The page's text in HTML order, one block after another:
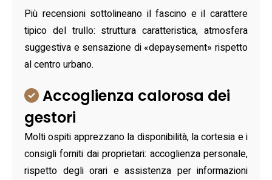
Più recensioni sottolineano il fascino e il carattere
tipico del trullo: struttura caratteristica, atmosfera
suggestiva e sensazione di «depaysement» rispetto
al centro urbano.
Accoglienza calorosa dei
gestori
Molti ospiti apprezzano la disponibilità, la cortesia e i
consigli forniti dai proprietari: accoglienza personale,
rispetto degli orari e assistenza per informazioni